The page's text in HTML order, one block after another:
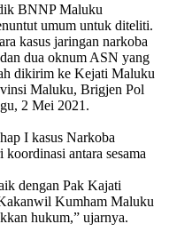
BNNP Maluku
umum untuk diteliti.
kasus jaringan narkoba
dua oknum ASN yang
dikirim ke Kejati Maluku
Maluku, Brigjen Pol
2 Mei 2021.
I kasus Narkoba
antara sesama
dengan Pak Kajati
Kumham Maluku
hukum,” ujarnya.